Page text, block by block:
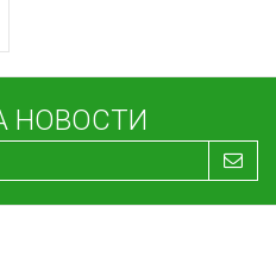
НОВОСТИ